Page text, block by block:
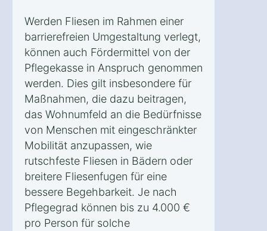
Werden Fliesen im Rahmen einer
barrierefreien Umgestaltung verlegt,
können auch Fördermittel von der
Pflegekasse in Anspruch genommen
werden. Dies gilt insbesondere für
Maßnahmen, die dazu beitragen,
das Wohnumfeld an die Bedürfnisse
von Menschen mit eingeschränkter
Mobilität anzupassen, wie
rutschfeste Fliesen in Bädern oder
breitere Fliesenfugen für eine
bessere Begehbarkeit. Je nach
Pflegegrad können bis zu 4.000 €
pro Person für solche